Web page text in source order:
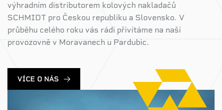
výhradním distributorem kolových nakladačů
SCHMIDT pro Českou republiku a Slovensko. V
průběhu celého roku vás rádi přivítáme na naší
provozovně v Moravanech u Pardubic.
VÍCE O NÁS